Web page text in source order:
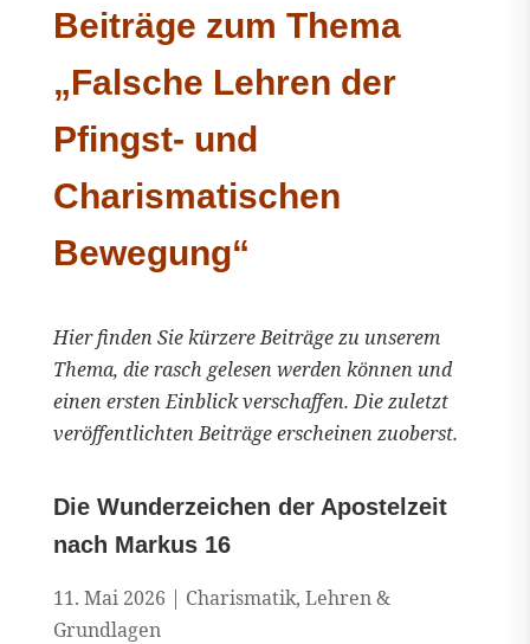
Beiträge zum Thema
„Falsche Lehren der
Pfingst- und
Charismatischen
Bewegung“
Hier finden Sie kürzere Beiträge zu unserem
Thema, die rasch gelesen werden können und
einen ersten Einblick verschaffen. Die zuletzt
veröffentlichten Beiträge erscheinen zuoberst.
Die Wunderzeichen der Apostelzeit
nach Markus 16
11. Mai 2026 | Charismatik, Lehren &
Grundlagen